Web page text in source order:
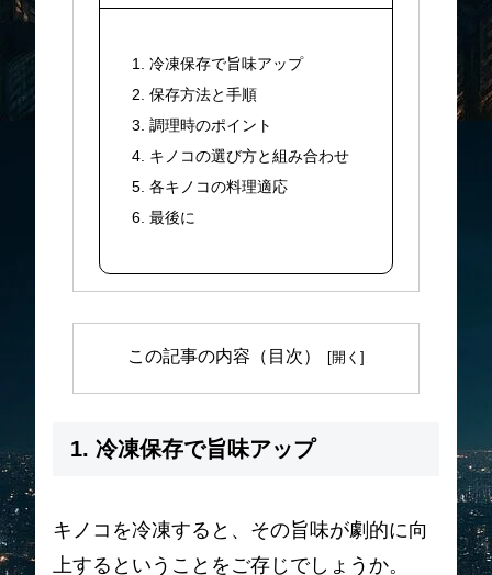
1. 冷凍保存で旨味アップ
2. 保存方法と手順
3. 調理時のポイント
4. キノコの選び方と組み合わせ
5. 各キノコの料理適応
6. 最後に
この記事の内容（目次）
1. 冷凍保存で旨味アップ
キノコを冷凍すると、その旨味が劇的に向
上するということをご存じでしょうか。